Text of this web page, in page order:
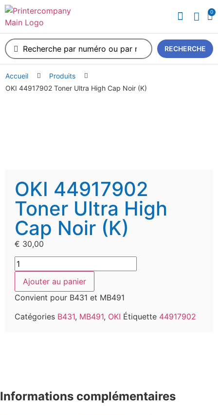
0
RECHERCHE
Accueil
Produits
OKI 44917902 Toner Ultra High Cap Noir (K)
OKI 44917902
Toner Ultra High
Cap Noir (K)
€ 30,00
Ajouter au panier
Convient pour B431 et MB491
Catégories B431, MB491, OKI Étiquette 44917902
Informations complémentaires